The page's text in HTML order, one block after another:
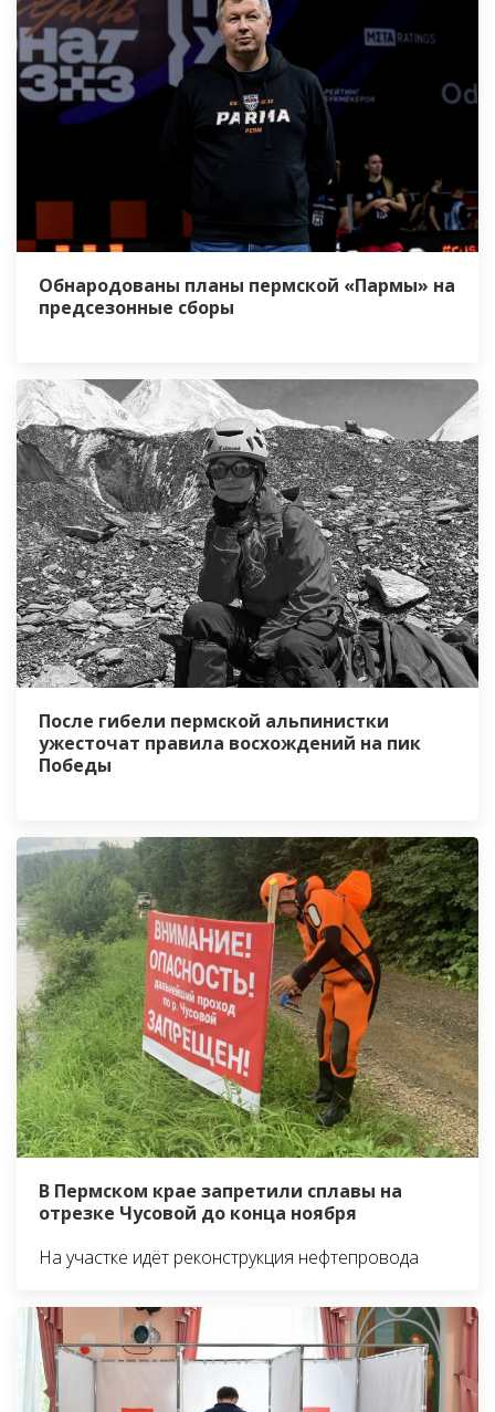
Обнародованы планы пермской «Пармы» на
предсезонные сборы
После гибели пермской альпинистки
ужесточат правила восхождений на пик
Победы
В Пермском крае запретили сплавы на
отрезке Чусовой до конца ноября
На участке идёт реконструкция нефтепровода